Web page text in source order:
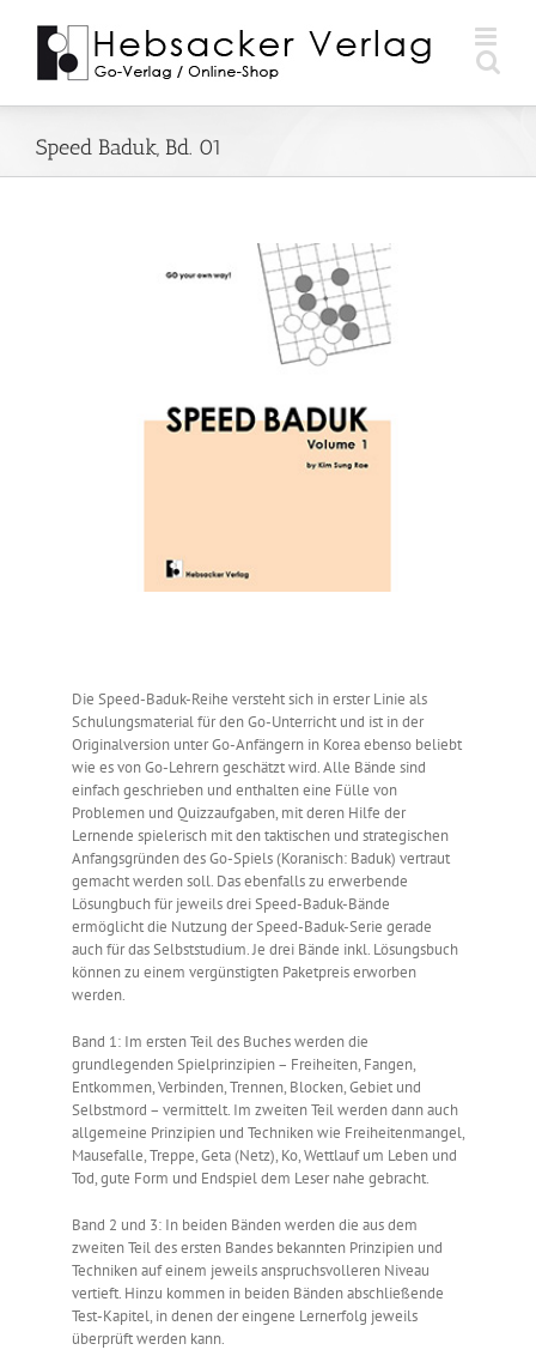
Inhalt
springen
Speed Baduk, Bd. 01
Die Speed-Baduk-Reihe versteht sich in erster Linie als
Schulungsmaterial für den Go-Unterricht und ist in der
Originalversion unter Go-Anfängern in Korea ebenso beliebt
wie es von Go-Lehrern geschätzt wird. Alle Bände sind
einfach geschrieben und enthalten eine Fülle von
Problemen und Quizzaufgaben, mit deren Hilfe der
Lernende spielerisch mit den taktischen und strategischen
Anfangsgründen des Go-Spiels (Koranisch: Baduk) vertraut
gemacht werden soll. Das ebenfalls zu erwerbende
Lösungbuch für jeweils drei Speed-Baduk-Bände
ermöglicht die Nutzung der Speed-Baduk-Serie gerade
auch für das Selbststudium. Je drei Bände inkl. Lösungsbuch
können zu einem vergünstigten Paketpreis erworben
werden.
Band 1: Im ersten Teil des Buches werden die
grundlegenden Spielprinzipien – Freiheiten, Fangen,
Entkommen, Verbinden, Trennen, Blocken, Gebiet und
Selbstmord – vermittelt. Im zweiten Teil werden dann auch
allgemeine Prinzipien und Techniken wie Freiheitenmangel,
Mausefalle, Treppe, Geta (Netz), Ko, Wettlauf um Leben und
Tod, gute Form und Endspiel dem Leser nahe gebracht.
Band 2 und 3: In beiden Bänden werden die aus dem
zweiten Teil des ersten Bandes bekannten Prinzipien und
Techniken auf einem jeweils anspruchsvolleren Niveau
vertieft. Hinzu kommen in beiden Bänden abschließende
Test-Kapitel, in denen der eingene Lernerfolg jeweils
überprüft werden kann.